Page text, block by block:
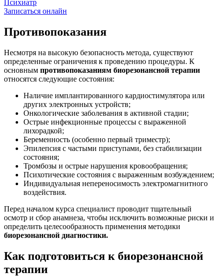
Психиатр
Записаться онлайн
Противопоказания
Несмотря на высокую безопасность метода, существуют
определенные ограничения к проведению процедуры. К
основным противопоказаниям биорезонансной терапии
относятся следующие состояния:
Наличие имплантированного кардиостимулятора или
других электронных устройств;
Онкологические заболевания в активной стадии;
Острые инфекционные процессы с выраженной
лихорадкой;
Беременность (особенно первый триместр);
Эпилепсия с частыми приступами, без стабилизации
состояния;
Тромбозы и острые нарушения кровообращения;
Психотические состояния с выраженным возбуждением;
Индивидуальная непереносимость электромагнитного
воздействия.
Перед началом курса специалист проводит тщательный
осмотр и сбор анамнеза, чтобы исключить возможные риски и
определить целесообразность применения методики
биорезонансной диагностики.
Как подготовиться к биорезонансной
терапии